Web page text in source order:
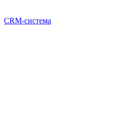
CRM-система